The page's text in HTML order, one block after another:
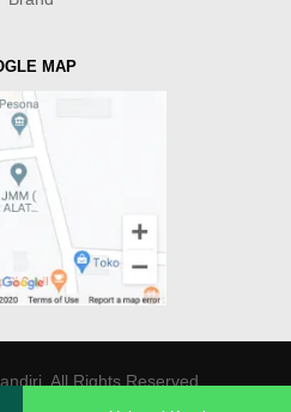
MAP
. All Rights Reserved.